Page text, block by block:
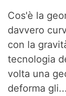
Cos'è la
davvero
con la
tecnologia
volta una
deforma gli...